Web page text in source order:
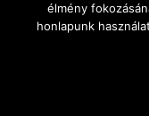
élmény
honlapunk